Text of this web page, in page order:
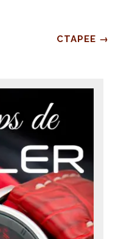
СТАРЕЕ →